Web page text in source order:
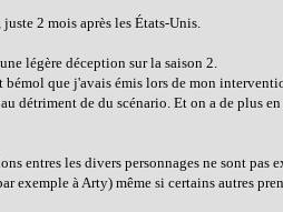
2 mois après les États-Unis.
légère déception sur la saison 2.
que j'avais émis lors de mon
détriment de du scénario. Et on a de plus
entres les divers personnages ne sont pas
exemple à Arty) même si certains autres